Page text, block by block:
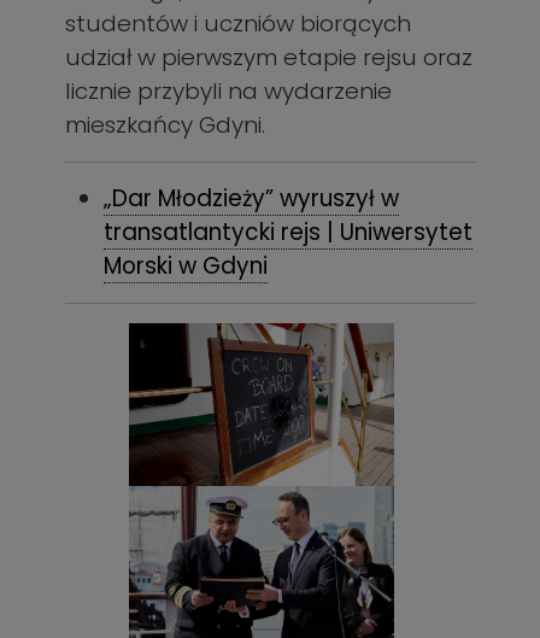
studentów i uczniów biorących
udział w pierwszym etapie rejsu oraz
licznie przybyli na wydarzenie
mieszkańcy Gdyni.
„Dar Młodzieży” wyruszył w
transatlantycki rejs | Uniwersytet
Morski w Gdyni